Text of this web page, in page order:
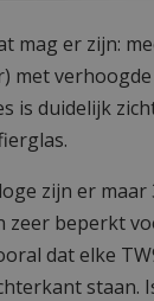
mag er zijn:
met
is duidelijk
zijn er maar
zeer beperkt
dat elke
staan.